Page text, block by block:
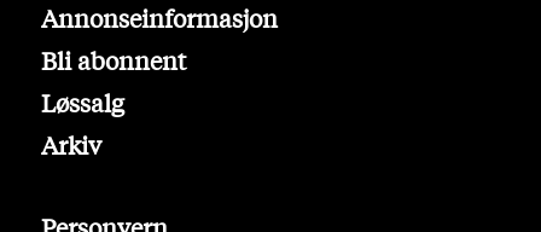
Annonseinformasjon
Bli abonnent
Løssalg
Arkiv